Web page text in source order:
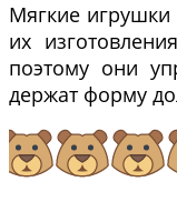
Мягкие игрушки
их
поэтому они
держат форму